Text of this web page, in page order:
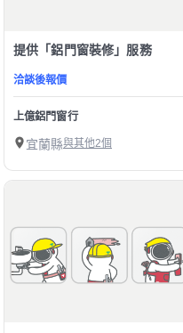
提供「鋁門窗裝修」服務
洽談後報價
上億鋁門窗行
宜蘭縣與其他2個